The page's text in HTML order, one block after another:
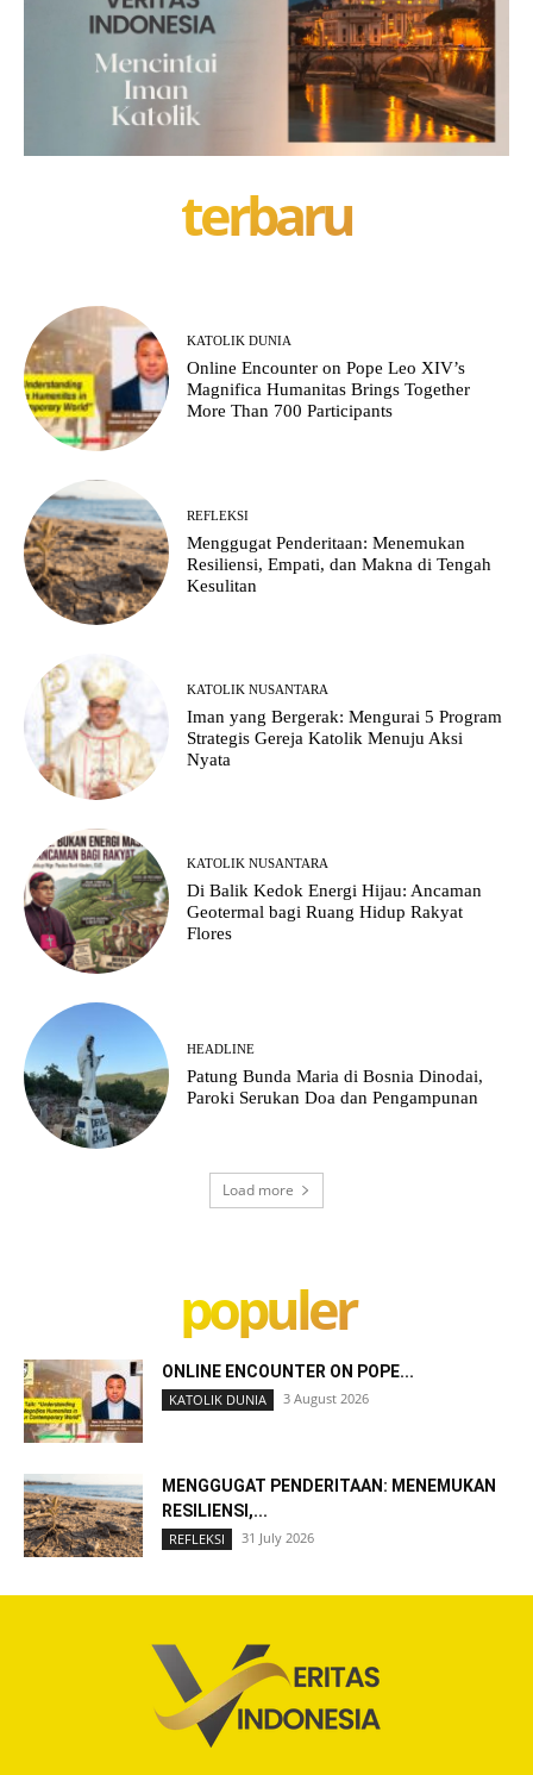
terbaru
KATOLIK DUNIA
Online Encounter on Pope Leo XIV’s
Magnifica Humanitas Brings Together
More Than 700 Participants
REFLEKSI
Menggugat Penderitaan: Menemukan
Resiliensi, Empati, dan Makna di Tengah
Kesulitan
KATOLIK NUSANTARA
Iman yang Bergerak: Mengurai 5 Program
Strategis Gereja Katolik Menuju Aksi
Nyata
KATOLIK NUSANTARA
Di Balik Kedok Energi Hijau: Ancaman
Geotermal bagi Ruang Hidup Rakyat
Flores
HEADLINE
Patung Bunda Maria di Bosnia Dinodai,
Paroki Serukan Doa dan Pengampunan
Load more
populer
ONLINE ENCOUNTER ON POPE...
KATOLIK DUNIA 3 August 2026
MENGGUGAT PENDERITAAN: MENEMUKAN
RESILIENSI,...
REFLEKSI 31 July 2026